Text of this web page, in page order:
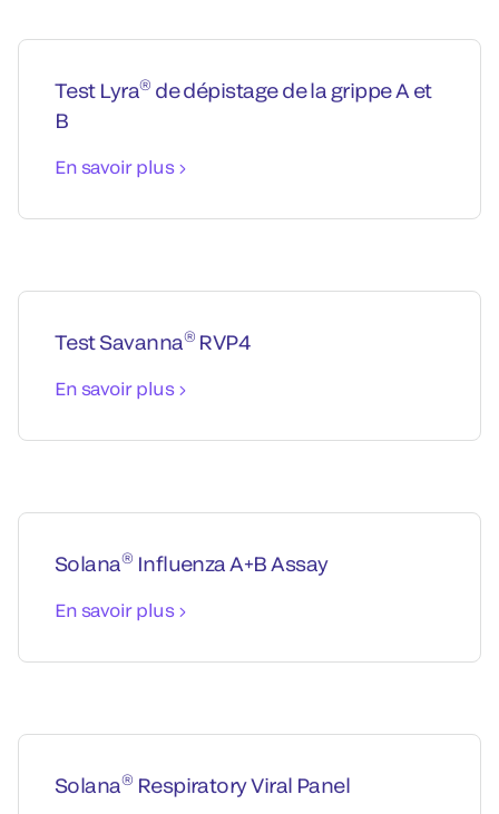
Test Lyra® de dépistage de la grippe A et
B
En savoir plus
Test Savanna® RVP4
En savoir plus
Solana® Influenza A+B Assay
En savoir plus
Solana® Respiratory Viral Panel